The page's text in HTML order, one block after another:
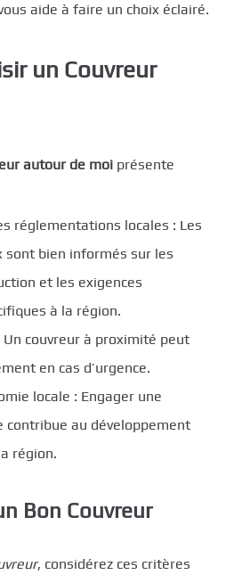
aide à faire un choix éclairé.
un Couvreur
autour de moi présente
réglementations locales : Les
sont bien informés sur les
et les exigences
à la région.
Un couvreur à proximité peut
en cas d’urgence.
locale : Engager une
contribue au développement
région.
Bon Couvreur
, considérez ces critères